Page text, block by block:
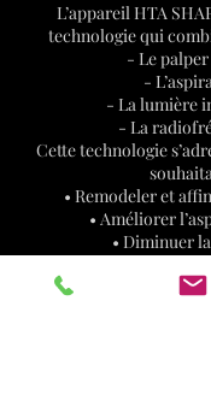
L’appareil HTA
technologie qui
- Le
-
- La lumière
- La
Cette technologie
• Remodeler et
• Améliorer
• Diminuer
• Améliorer la